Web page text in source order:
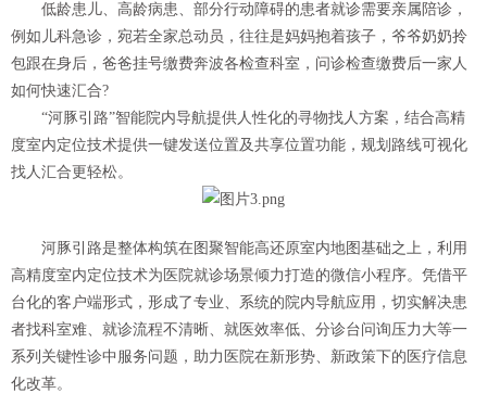
低龄患儿、高龄病患、部分行动障碍的患者就诊需要亲属陪诊，
例如儿科急诊，宛若全家总动员，往往是妈妈抱着孩子，爷爷奶奶拎
包跟在身后，爸爸挂号缴费奔波各检查科室，问诊检查缴费后一家人
如何快速汇合?
“河豚引路”智能院内导航提供人性化的寻物找人方案，结合高精
度室内定位技术提供一键发送位置及共享位置功能，规划路线可视化
找人汇合更轻松。
河豚引路是整体构筑在图聚智能高还原室内地图基础之上，利用
高精度室内定位技术为医院就诊场景倾力打造的微信小程序。凭借平
台化的客户端形式，形成了专业、系统的院内导航应用，切实解决患
者找科室难、就诊流程不清晰、就医效率低、分诊台问询压力大等一
系列关键性诊中服务问题，助力医院在新形势、新政策下的医疗信息
化改革。